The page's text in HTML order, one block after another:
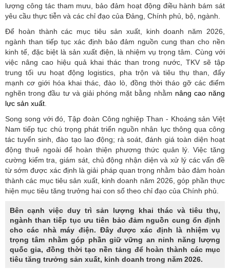
lượng công tác tham mưu, bảo đảm hoạt động điều hành bám sát
yêu cầu thực tiễn và các chỉ đạo của Đảng, Chính phủ, bộ, ngành.
Để hoàn thành các mục tiêu sản xuất, kinh doanh năm 2026,
ngành than tiếp tục xác định bảo đảm nguồn cung than cho nền
kinh tế, đặc biệt là sản xuất điện, là nhiệm vụ trọng tâm. Cùng với
việc nâng cao hiệu quả khai thác than trong nước, TKV sẽ tập
trung tối ưu hoạt động logistics, pha trộn và tiêu thụ than, đẩy
mạnh cơ giới hóa khai thác, đào lò, đồng thời tháo gỡ các điểm
nghẽn trong đầu tư và giải phóng mặt bằng nhằm nâng cao năng
lực sản xuất.
Song song với đó, Tập đoàn Công nghiệp Than - Khoáng sản Việt
Nam tiếp tục chú trọng phát triển nguồn nhân lực thông qua công
tác tuyển sinh, đào tạo lao động; rà soát, đánh giá toàn diện hoạt
động thuê ngoài để hoàn thiện phương thức quản lý. Việc tăng
cường kiểm tra, giám sát, chủ động nhận diện và xử lý các vấn đề
từ sớm được xác định là giải pháp quan trọng nhằm bảo đảm hoàn
thành các mục tiêu sản xuất, kinh doanh năm 2026, góp phần thực
hiện mục tiêu tăng trưởng hai con số theo chỉ đạo của Chính phủ.
Bên cạnh việc duy trì sản lượng khai thác và tiêu thụ,
ngành than tiếp tục ưu tiên bảo đảm nguồn cung ổn định
cho các nhà máy điện. Đây được xác định là nhiệm vụ
trọng tâm nhằm góp phần giữ vững an ninh năng lượng
quốc gia, đồng thời tạo nền tảng để hoàn thành các mục
tiêu tăng trưởng sản xuất, kinh doanh trong năm 2026.